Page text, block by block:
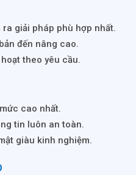
giải pháp phù hợp nhất.
đến nâng cao.
theo yêu cầu.
cao nhất.
tin luôn an toàn.
giàu kinh nghiệm.